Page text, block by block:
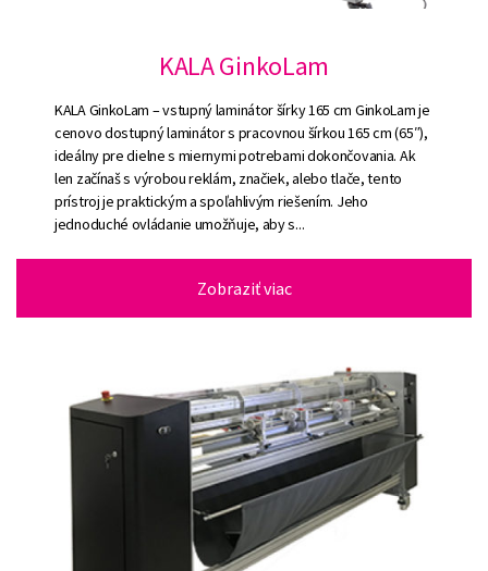
KALA GinkoLam
KALA GinkoLam – vstupný laminátor šírky 165 cm GinkoLam je
cenovo dostupný laminátor s pracovnou šírkou 165 cm (65″),
ideálny pre dielne s miernymi potrebami dokončovania. Ak
len začínaš s výro­bou reklám, značiek, alebo tlače, tento
prístroj je praktickým a spoľahlivým riešením. Jeho
jednoduché ovládanie umožňuje, aby s...
Zobraziť viac